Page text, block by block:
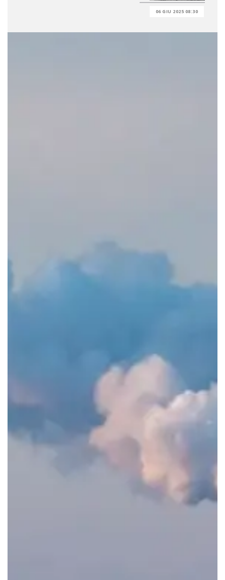
06 GIU 2025 08:30